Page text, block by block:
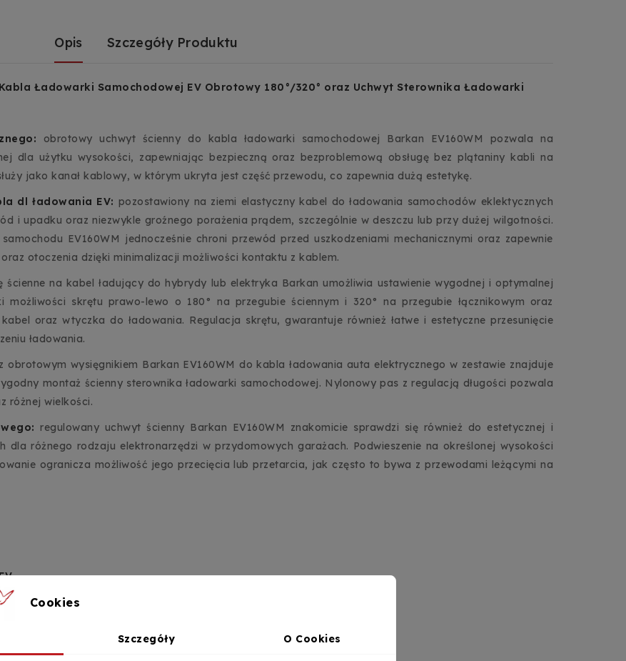
Opis Szczegóły Produktu
Ładowarki Samochodowej EV Obrotowy 180°/320° oraz Uchwyt Sterownika Ładowarki
obrotowy uchwyt ścienny do kabla ładowarki samochodowej Barkan EV160WM pozwala na
dla użytku wysokości, zapewniając bezpieczną oraz bezproblemową obsługę bez plątaniny kabli na
jako kanał kablowy, w którym ukryta jest część przewodu, co zapewnia dużą estetykę.
dl ładowania EV: pozostawiony na ziemi elastyczny kabel do ładowania samochodów eklektycznych
i upadku oraz niezwykle groźnego porażenia prądem, szczególnie w deszczu lub przy dużej wilgotności.
EV160WM jednocześnie chroni przewód przed uszkodzeniami mechanicznymi oraz zapewnie
otoczenia dzięki minimalizacji możliwości kontaktu z kablem.
ścienne na kabel ładujący do hybrydy lub elektryka Barkan umożliwia ustawienie wygodnej i optymalnej
skrętu prawo-lewo o 180° na przegubie ściennym i 320° na przegubie łącznikowym oraz
oraz wtyczka do ładowania. Regulacja skrętu, gwarantuje również łatwe i estetyczne przesunięcie
ładowania.
obrotowym wysięgnikiem Barkan EV160WM do kabla ładowania auta elektrycznego w zestawie znajduje
montaż ścienny sterownika ładowarki samochodowej. Nylonowy pas z regulacją długości pozwala
różnej wielkości.
regulowany uchwyt ścienny Barkan EV160WM znakomicie sprawdzi się również do estetycznej i
dla różnego rodzaju elektronarzędzi w przydomowych garażach. Podwieszenie na określonej wysokości
ogranicza możliwość jego przecięcia lub przetarcia, jak często to bywa z przewodami leżącymi na
Cookies
Szczegóły O Cookies